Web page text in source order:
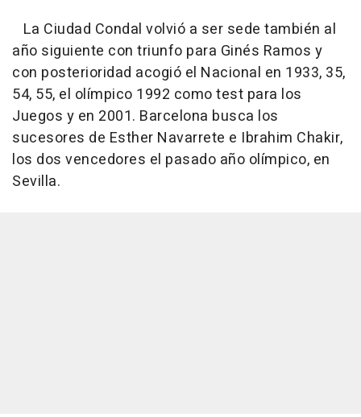
La Ciudad Condal volvió a ser sede también al
año siguiente con triunfo para Ginés Ramos y
con posterioridad acogió el Nacional en 1933, 35,
54, 55, el olímpico 1992 como test para los
Juegos y en 2001. Barcelona busca los
sucesores de Esther Navarrete e Ibrahim Chakir,
los dos vencedores el pasado año olímpico, en
Sevilla.